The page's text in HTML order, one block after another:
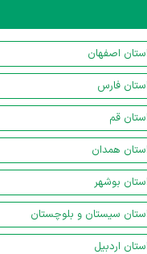
استان اصفهان
استان فارس
استان قم
استان همدان
استان بوشهر
استان سیستان و بلوچستان
استان اردبیل